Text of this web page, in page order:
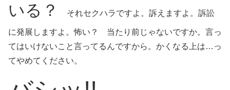
いる？
それセクハラですよ。訴えますよ。訴訟
に発展しますよ。怖い？ 当たり前じゃないですか。言っ
てはいけないこと言ってるんですから。かくなる上は…っ
てやめてください。